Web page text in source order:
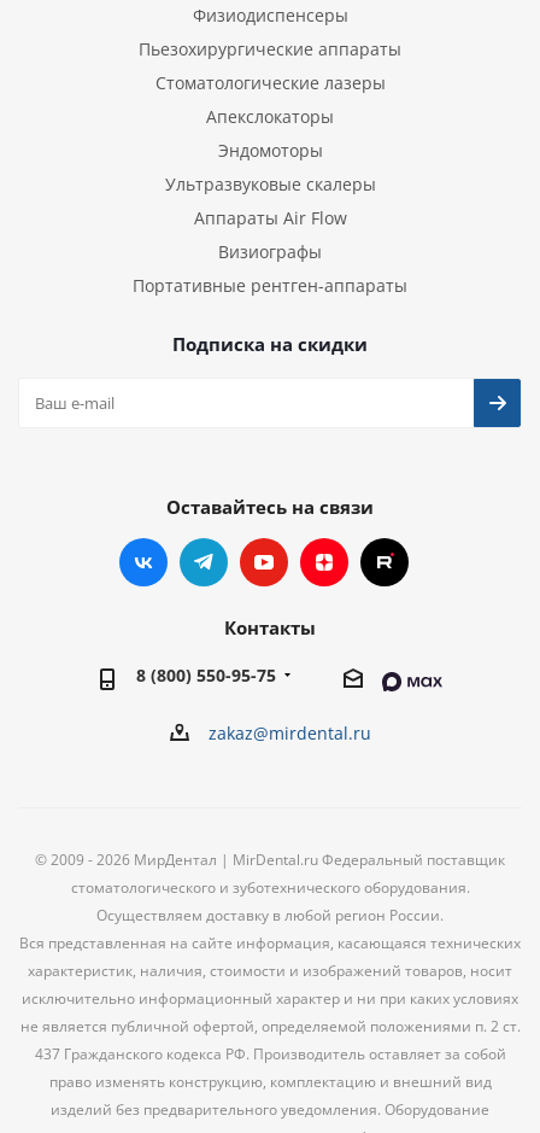
Физиодиспенсеры
Пьезохирургические аппараты
Стоматологические лазеры
Апекслокаторы
Эндомоторы
Ультразвуковые скалеры
Аппараты Air Flow
Визиографы
Портативные рентген-аппараты
Подписка на скидки
Оставайтесь на связи
Контакты
8 (800) 550-95-75
zakaz@mirdental.ru
© 2009 - 2026 МирДентал | MirDental.ru Федеральный поставщик
стоматологического и зуботехнического оборудования.
Осуществляем доставку в любой регион России.
Вся представленная на сайте информация, касающаяся технических
характеристик, наличия, стоимости и изображений товаров, носит
исключительно информационный характер и ни при каких условиях
не является публичной офертой, определяемой положениями п. 2 ст.
437 Гражданского кодекса РФ. Производитель оставляет за собой
право изменять конструкцию, комплектацию и внешний вид
изделий без предварительного уведомления. Оборудование